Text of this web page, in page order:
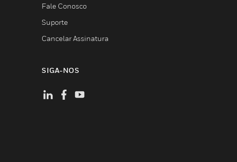
Fale Conosco
Suporte
Cancelar Assinatura
SIGA-NOS